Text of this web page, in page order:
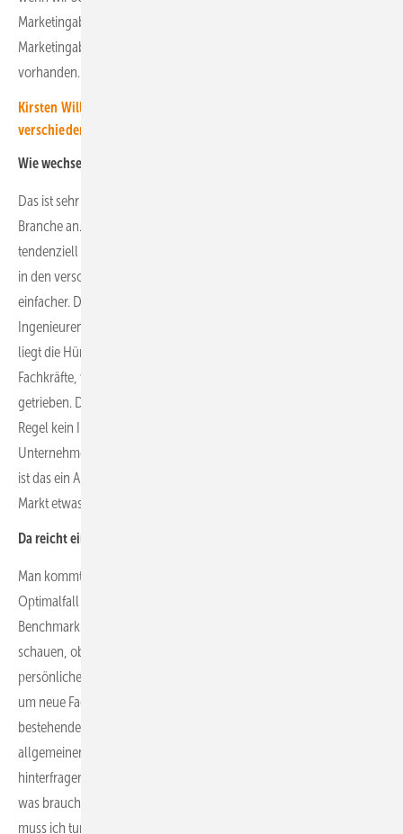
Marketingabteilung geschaffen haben. Denn häufig ist in den
Marketingabteilungen das Wissen zum Performance-Marketing
vorhanden. Dort weiß man, wie Personen online zu erreichen sind.
Kirsten Willeke von Intilion: „Wir haben die Zusammenarbeit mit
verschiedenen Institutionen intensiviert.“
Wie wechselbereit sind die Fachkräfte im White Collar Bereich?
Das ist sehr unterschiedlich und kommt unter anderem stark auf die
Branche an. Die Fachkräfte im Software- und IT-Bereich sind
tendenziell wechselwilliger. Denn die Arbeit ähnelt sich im Groben
in den verschiedenen Unternehmen. Denn da ist die Einarbeitung
einfacher. Das kommt dann auf das Angebot an. Das ist bei
Ingenieuren oder Führungskräften in der Regel nicht der Fall. Da
liegt die Hürde zum Wechsel etwas höher. Denn da sind die
Fachkräfte, was die Wechselmotivation angeht, mehr inhaltlich
getrieben. Das gilt auch für Vertriebsmitarbeiter. Diese haben in der
Regel kein Interesse, ständig nur Kaltakquise zu machen. Wenn das
Unternehmen schon einen großen und stabilen Kundenstamm hat,
ist das ein Argument, das für dieses spricht. Da muss man auch den
Markt etwas beobachten.
Da reicht ein gutes Gehalt nicht aus?
Man kommt nicht darum herum, ein gutes Gehalt zu zahlen. Im
Optimalfall sollte das Unternehmen mindestens jedes Jahr ein
Benchmarking machen, was das Gehalt angeht, und wirklich
schauen, ob die Bezahlung noch marktgerecht ist. Doch auch
persönliche Entwicklungsmöglichkeiten sind wichtig – nicht nur,
um neue Fachkräfte zu bekommen, sondern auch, um die
bestehenden Mitarbeiter:innen zu halten. Zudem sollte man die
allgemeinen Strukturen im Unternehmen immer wieder
hinterfragen: Wie funktioniert die Führung in meinem Unternehmen,
was brauchen meine Mitarbeiter:innen, was biete ich schon und was
muss ich tun, um neue Mitarbeiter zu gewinnen.